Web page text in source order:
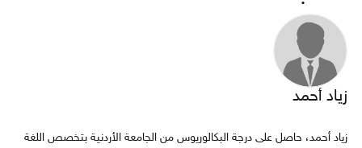
زياد أحمد
زياد أحمد، حاصل على درجة البكالوريوس من الجامعة الأردنية بتخصص اللغة